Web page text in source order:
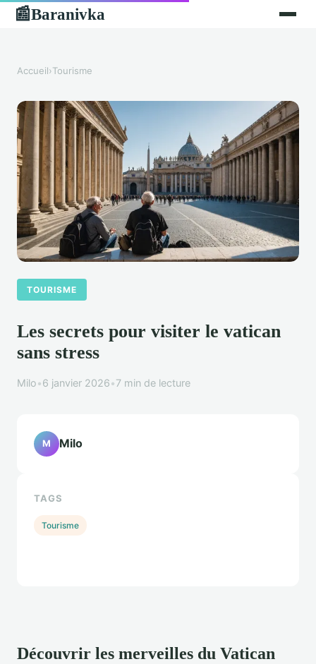
📰Baranivka
Accueil›Tourisme
TOURISME
Les secrets pour visiter le vatican
sans stress
Milo•6 janvier 2026•7 min de lecture
Découvrir les merveilles du Vatican
M Milo
TAGS
Tourisme